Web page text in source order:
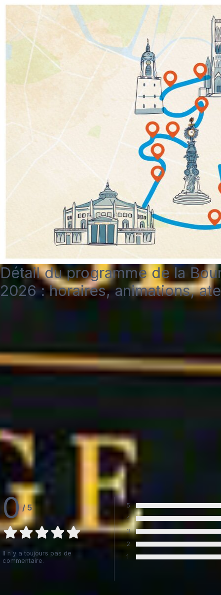
Détail du programme de la
2026 : horaires, animations,
0 / 5
Il n'y a toujours pas de
commentaire.
Vote :
5
Vote :
4
Vote :
3
2
1